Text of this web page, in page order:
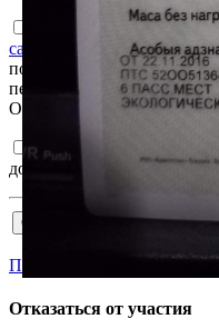
Ознакомлен с
сайта e-auction.byи
пользователе, в том числе
передачей, в том числе
Ознакомлен и согласен с
Подтверждаю
документах на участия в
Пройти аккредитацию
Отказаться от участия